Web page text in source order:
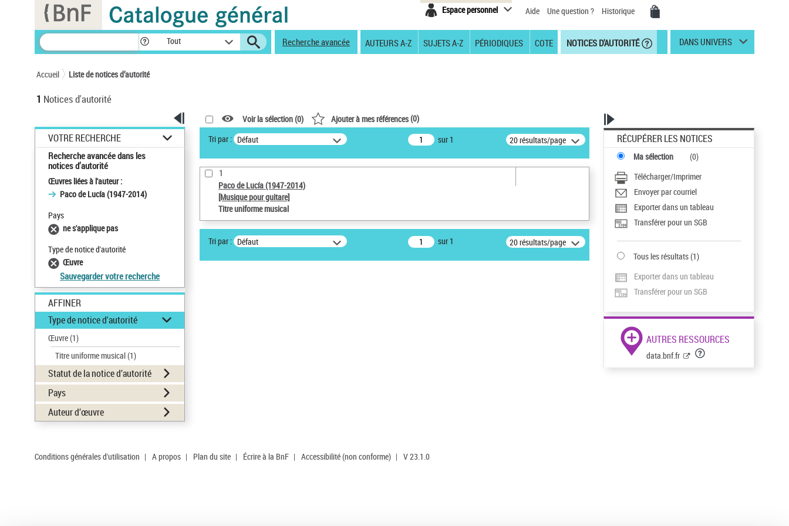
Espace personnel Aide Une question ? Historique
Tout Recherche avancée AUTEURS A-Z SUJETS A-Z PÉRIODIQUES COTE NOTICES D'AUTORITÉ DANS UNIVERS
Accueil Liste de notices d’autorité
1 Notices d'autorité
VOTRE RECHERCHE
Recherche avancée dans les
notices d’autorité
Œuvres liées à l'auteur :
Paco de Lucía (1947-2014)
Pays
ne s'applique pas
Type de notice d'autorité
Œuvre
Sauvegarder votre recherche
AFFINER
Type de notice d'autorité
Œuvre(1)
Titre uniforme musical(1)
Statut de la notice d’autorité
Pays
Auteur d’œuvre
Voir la sélection (0) Ajouter à mes références(0)
Tri par : Défaut sur 1 20 résultats/page
1
Paco de Lucía (1947-2014)
[Musique pour guitare]
Titre uniforme musical
Tri par : Défaut sur 1 20 résultats/page
RÉCUPÉRER LES NOTICES
Ma sélection (0)
Télécharger/Imprimer
Envoyer par courriel
Exporter dans un tableau
Transférer pour un SGB
Tous les résultats(1)
Exporter dans un tableau
Transférer pour un SGB
AUTRES RESSOURCES
data.bnf.fr
Conditions générales d'utilisation | A propos | Plan du site | Écrire à la BnF | Accessibilité (non conforme) | V 23.1.0
Panneau de gestion des cookies